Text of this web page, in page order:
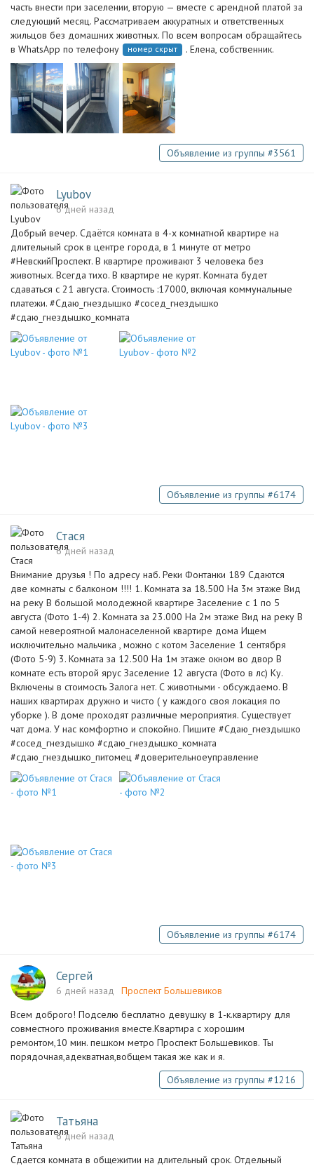
часть внести при заселении, вторую — вместе с арендной платой за
следующий месяц. Рассматриваем аккуратных и ответственных
жильцов без домашних животных. По всем вопросам обращайтесь
в WhatsApp по телефону
номер скрыт . Елена, собственник.
Объявление из группы #3561
Lyubov
6 дней назад
Добрый вечер. Сдаётся комната в 4-х комнатной квартире на
длительный срок в центре города, в 1 минуте от метро
#НевскийПроспект. В квартире проживают 3 человека без
животных. Всегда тихо. В квартире не курят. Комната будет
сдаваться с 21 августа. Стоимость :17000, включая коммунальные
платежи. #Сдаю_гнездышко #сосед_гнездышко
#сдаю_гнездышко_комната
Объявление из группы #6174
Стася
6 дней назад
Внимание друзья ! По адресу наб. Реки Фонтанки 189 Сдаются
две комнаты с балконом !!!! 1. Комната за 18.500 На 3м этаже Вид
на реку В большой молодежной квартире Заселение с 1 по 5
августа (Фото 1-4) 2. Комната за 23.000 На 2м этаже Вид на реку В
самой невероятной малонаселенной квартире дома Ищем
исключительно мальчика , можно с котом Заселение 1 сентября
(Фото 5-9) 3. Комната за 12.500 На 1м этаже окном во двор В
комнате есть второй ярус Заселение 12 августа (Фото в лс) Ку.
Включены в стоимость Залога нет. С животными - обсуждаемо. В
наших квартирах дружно и чисто ( у каждого своя локация по
уборке ). В доме проходят различные мероприятия. Существует
чат дома. У нас комфортно и спокойно. Пишите #Сдаю_гнездышко
#сосед_гнездышко #сдаю_гнездышко_комната
#сдаю_гнездышко_питомец #доверительноеуправление
Объявление из группы #6174
Сергей
6 дней назад
Проспект Большевиков
Всем доброго! Подселю бесплатно девушку в 1-к.квартиру для
совместного проживания вместе.Квартира с хорошим
ремонтом,10 мин. пешком метро Проспект Большевиков. Ты
порядочная,адекватная,вобщем такая же как и я.
Объявление из группы #1216
Татьяна
6 дней назад
Сдается комната в общежитии на длительный срок. Отдельный